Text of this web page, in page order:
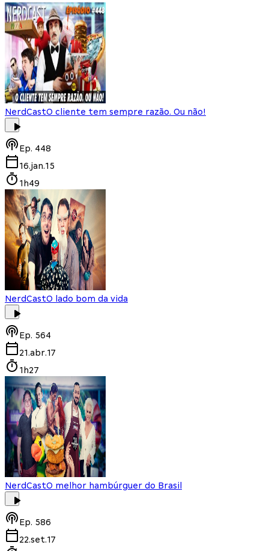
NerdCastO cliente tem sempre razão. Ou não!
Ep. 448
16.jan.15
1h49
NerdCastO lado bom da vida
Ep. 564
21.abr.17
1h27
NerdCastO melhor hambúrguer do Brasil
Ep. 586
22.set.17